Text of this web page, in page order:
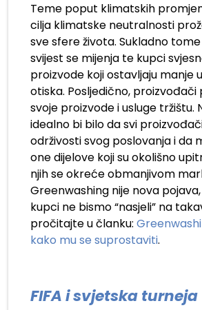
Teme poput klimatskih
cilja klimatske neutralnosti
sve sfere života. Sukladno
svijest se mijenja te kupci
proizvode koji ostavljaju manje
otiska. Posljedično,
svoje proizvode i usluge tržištu.
idealno bi bilo da svi
održivosti svog poslovanja i da
one dijelove koji su okolišno
njih se okreće obmanjivom
Greenwashing nije nova
kupci ne bismo “nasjeli” na
pročitajte u članku:
kako mu se suprostaviti.
FIFA i svjetska turneja